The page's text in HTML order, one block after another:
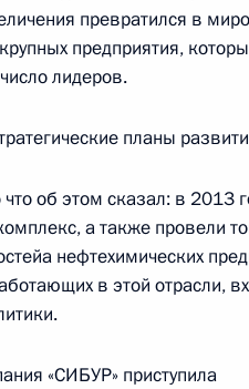
превратился в
предприятия,
лидеров.
планы
об этом сказал: в 2013
а также провели
нефтехимических
в этой отрасли,
«СИБУР» приступила